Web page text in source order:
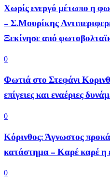
Χωρίς ενεργό μέτωπο η
– Σ.Μουρίκης
Ξεκίνησε από
0
Φωτιά στο Στεφάνι
επίγειες και εναέριες
0
Κόρινθος: Άγνωστος
κατάστημα – Καρέ καρέ
0